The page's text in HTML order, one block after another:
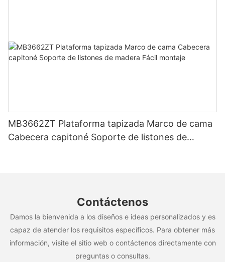
MB3662ZT Plataforma tapizada Marco de cama
Cabecera capitoné Soporte de listones de
Contáctenos
Damos la bienvenida a los diseños e ideas personalizados y es
capaz de atender los requisitos específicos. Para obtener más
información, visite el sitio web o contáctenos directamente con
preguntas o consultas.